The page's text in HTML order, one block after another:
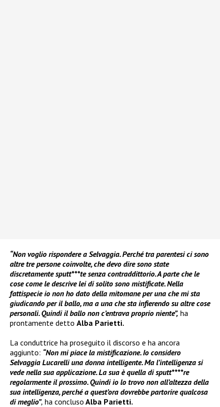
“Non voglio rispondere a Selvaggia. Perché tra parentesi ci sono
altre tre persone coinvolte, che devo dire sono state
discretamente sputt***te senza contraddittorio. A parte che le
cose come le descrive lei di solito sono mistificate. Nella
fattispecie io non ho dato della mitomane per una che mi sta
giudicando per il ballo, ma a una che sta infierendo su altre cose
personali. Quindi il ballo non c’entrava proprio niente”, ha
prontamente detto Alba Parietti.
La conduttrice ha proseguito il discorso e ha ancora
aggiunto: “Non mi piace la mistificazione. Io considero
Selvaggia Lucarelli una donna intelligente. Ma l’intelligenza si
vede nella sua applicazione. La sua è quella di sputt****re
regolarmente il prossimo. Quindi io lo trovo non all’altezza della
sua intelligenza, perché a quest’ora dovrebbe partorire qualcosa
di meglio”, ha concluso Alba Parietti.